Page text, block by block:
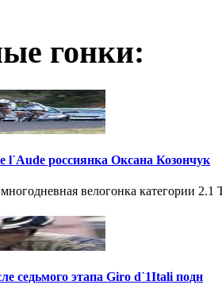
гонки:
l`Aude россиянка Оксана Козончук
велогонка категории
седьмого этапа Giro d`1Itali подн